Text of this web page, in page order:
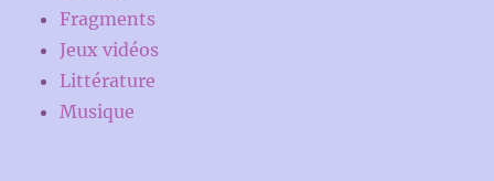
Fragments
Jeux vidéos
Littérature
Musique